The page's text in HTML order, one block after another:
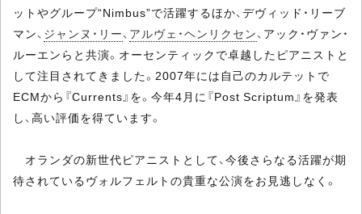
ットやグループ“Nimbus”で活躍するほか、デヴィッド・リーブ
マン、 ジャンヌ・リー、 アルヴェ・ヘンリクセン、アック・ヴァン・
ルーエンらと共演。オーセンティックで卓越したピアニストと
して注目されてきました。2007年には自己のカルテットで
ECMから『Currents』を。今年4月に『Post Scriptum』を発表
し、高い評価を得ています。
オランダの新世代ピアニストとして、今後さらなる活躍が期
待されているヴォルフェルトの貴重な公演をお見逃しなく。